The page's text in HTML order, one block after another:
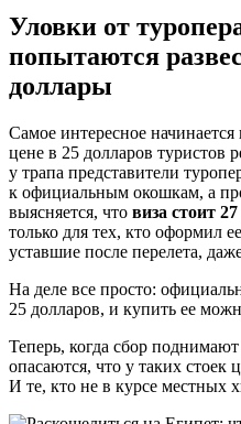
Уловки от
попытаются
доллары
Самое интересное
цене в 25 долларов туристов
у трапа представители
к официальным окошкам, а
выясняется, что виза стоит
только для тех, кто оформил
уставшие после перелета,
На деле все просто:
25 долларов, и купить ее
Теперь, когда сбор
опасаются, что у таких стоек
И те, кто не в курсе местных